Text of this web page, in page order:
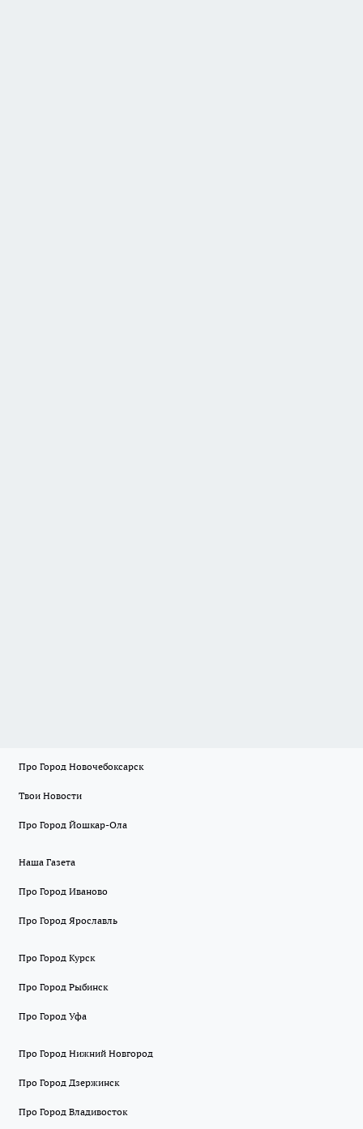
Про Город Новочебоксарск
Твои Новости
Про Город Йошкар-Ола
Наша Газета
Про Город Иваново
Про Город Ярославль
Про Город Курск
Про Город Рыбинск
Про Город Уфа
Про Город Нижний Новгород
Про Город Дзержинск
Про Город Владивосток